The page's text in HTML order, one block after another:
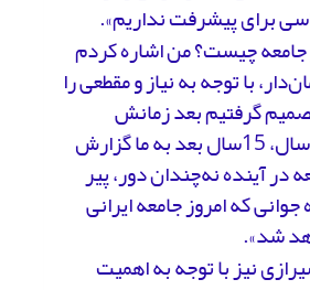
برای پیشرفت نداریم».
جامعه چیست؟ من اشاره کردم
با توجه به نیاز و مقطعی را
گرفتیم بعد زمانش
یادمان رفت. ده سال، 15سال بعد به ما گزارش
در آینده نه‌چندان دور، پیر
که امروز جامعه ایرانی
شد».
نیز با توجه به اهمیت